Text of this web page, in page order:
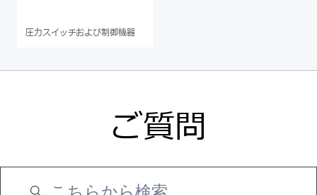
圧力スイッチおよび制御機器
ご質問